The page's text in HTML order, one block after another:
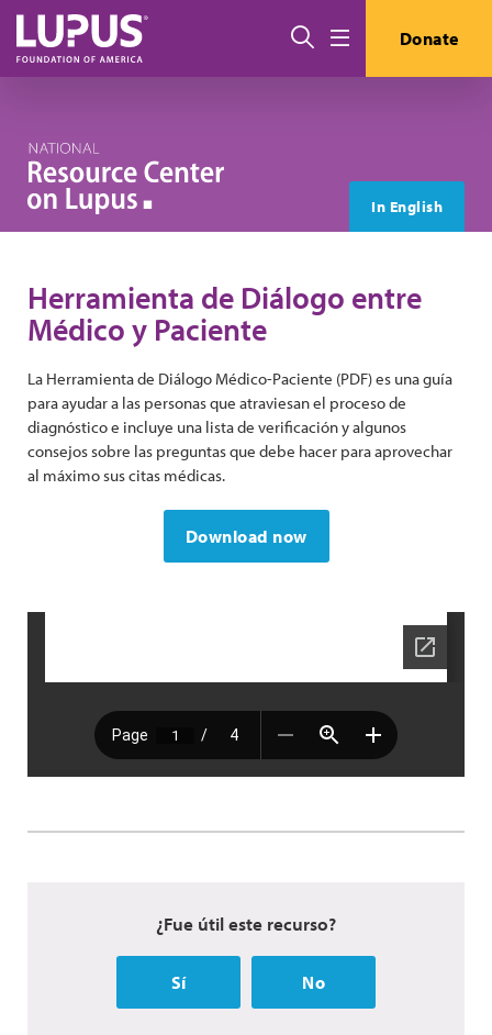
Pasar al contenido principal
Buscar Donate
In English
Herramienta de Diálogo entre
Médico y Paciente
La Herramienta de Diálogo Médico-Paciente (PDF) es una guía
para ayudar a las personas que atraviesan el proceso de
diagnóstico e incluye una lista de verificación y algunos
consejos sobre las preguntas que debe hacer para aprovechar
al máximo sus citas médicas.
Download now
¿Fue útil este recurso?
Sí No